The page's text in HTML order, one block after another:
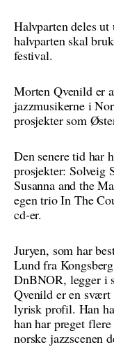
Halvparten deles
halvparten skal
festival.
Morten Qvenild er
jazzmusikerne i
prosjekter som
Den senere tid har
prosjekter: Solveig
Susanna and the
egen trio In The
cd-er.
Juryen, som har
Lund fra
DnBNOR, legger i
Qvenild er en
lyrisk profil. Han
han har preget
norske jazzscenen